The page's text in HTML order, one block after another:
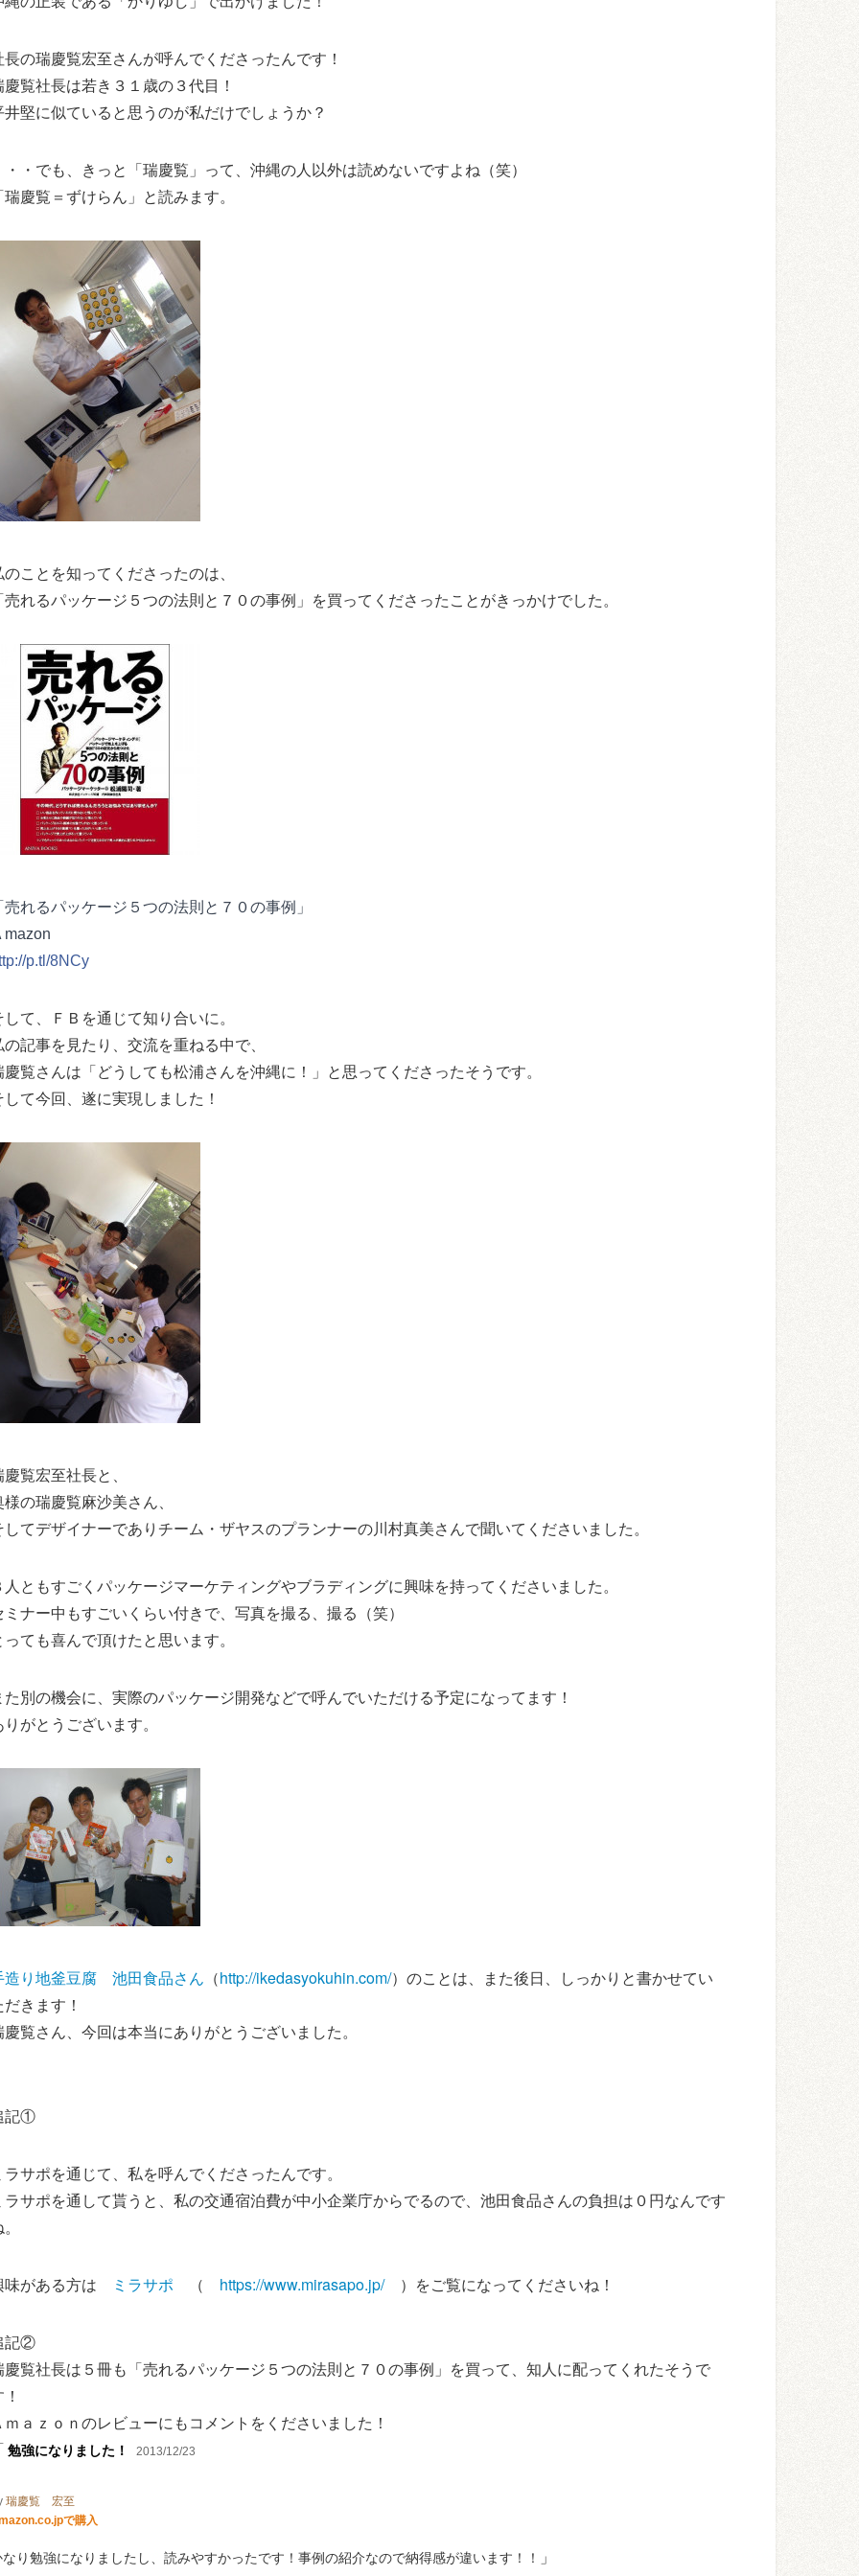
長の瑞慶覧宏至さんが呼んでくださったんです！
慶覧社長は若き３１歳の３代目！
井堅に似ていると思うのが私だけでしょうか？
・・でも、きっと「瑞慶覧」って、沖縄の人以外は読めないですよね（笑）
瑞慶覧＝ずけらん」と読みます。
のことを知ってくださったのは、
売れるパッケージ５つの法則と７０の事例」を買ってくださったことがきっかけでした。
売れるパッケージ５つの法則と７０の事例」
mazon
p.tl/8NCy
して、ＦＢを通じて知り合いに。
の記事を見たり、交流を重ねる中で、
慶覧さんは「どうしても松浦さんを沖縄に！」と思ってくださったそうです。
して今回、遂に実現しました！
覧宏至社長と、
様の瑞慶覧麻沙美さん、
してデザイナーでありチーム・ザヤスのプランナーの川村真美さんで聞いてくださいました。
人ともすごくパッケージマーケティングやブラディングに興味を持ってくださいました。
ミナー中もすごいくらい付きで、写真を撮る、撮る（笑）
っても喜んで頂けたと思います。
た別の機会に、実際のパッケージ開発などで呼んでいただける予定になってます！
りがとうございます。
造り地釜豆腐 池田食品さん （http://ikedasyokuhin.com/）のことは、また後日、しっかりと書かせてい
きます！
慶覧さん、今回は本当にありがとうございました。
記①
ラサポを通じて、私を呼んでくださったんです。
ラサポを通して貰うと、私の交通宿泊費が中小企業庁からでるので、池田食品さんの負担は０円なんです
味がある方は ミラサポ （ https://www.mirasapo.jp/）をご覧になってくださいね！
記②
慶覧社長は５冊も「売れるパッケージ５つの法則と７０の事例」を買って、知人に配ってくれたそうで
ｍａｚｏｎのレビューにもコメントをくださいました！
勉強になりました！ 2013/12/23
瑞慶覧 宏至
で購入
なり勉強になりましたし、読みやすかったです！事例の紹介なので納得感が違います！！ 」